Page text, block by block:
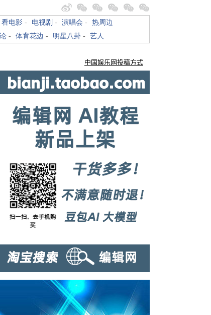
看电影 - 电视剧 - 演唱会 - 热周边
- 体育花边 - 明星八卦 - 艺人